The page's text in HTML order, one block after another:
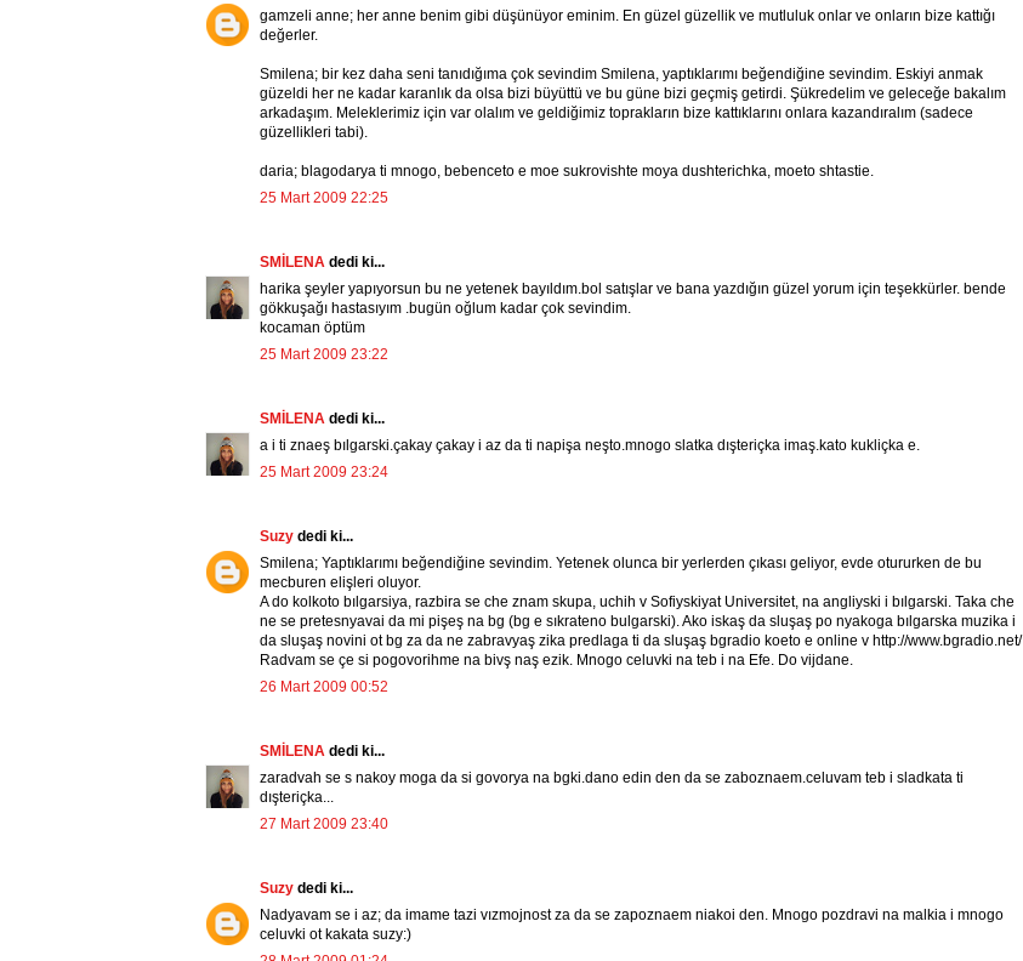
gamzeli anne; her anne benim gibi düşünüyor eminim. En güzel güzellik ve mutluluk onlar ve onların bize kattığı
değerler.
Smilena; bir kez daha seni tanıdığıma çok sevindim Smilena, yaptıklarımı beğendiğine sevindim. Eskiyi anmak
güzeldi her ne kadar karanlık da olsa bizi büyüttü ve bu güne bizi geçmiş getirdi. Şükredelim ve geleceğe bakalım
arkadaşım. Meleklerimiz için var olalım ve geldiğimiz toprakların bize kattıklarını onlara kazandıralım (sadece
güzellikleri tabi).
daria; blagodarya ti mnogo, bebenceto e moe sukrovishte moya dushterichka, moeto shtastie.
25 Mart 2009 22:25
SMİLENA dedi ki...
harika şeyler yapıyorsun bu ne yetenek bayıldım.bol satışlar ve bana yazdığın güzel yorum için teşekkürler. bende
gökkuşağı hastasıyım .bugün oğlum kadar çok sevindim.
kocaman öptüm
25 Mart 2009 23:22
SMİLENA dedi ki...
a i ti znaeş bılgarski.çakay çakay i az da ti napişa neşto.mnogo slatka dışteriçka imaş.kato kukliçka e.
25 Mart 2009 23:24
Suzy dedi ki...
Smilena; Yaptıklarımı beğendiğine sevindim. Yetenek olunca bir yerlerden çıkası geliyor, evde otururken de bu
mecburen elişleri oluyor.
A do kolkoto bılgarsiya, razbira se che znam skupa, uchih v Sofiyskiyat Universitet, na angliyski i bılgarski. Taka che
ne se pretesnyavai da mi pişeş na bg (bg e sıkrateno bulgarski). Ako iskaş da sluşaş po nyakoga bılgarska muzika i
da sluşaş novini ot bg za da ne zabravyaş zika predlaga ti da sluşaş bgradio koeto e online v http://www.bgradio.net/
Radvam se çe si pogovorihme na bivş naş ezik. Mnogo celuvki na teb i na Efe. Do vijdane.
26 Mart 2009 00:52
SMİLENA dedi ki...
zaradvah se s nakoy moga da si govorya na bgki.dano edin den da se zaboznaem.celuvam teb i sladkata ti
dışteriçka...
27 Mart 2009 23:40
Suzy dedi ki...
Nadyavam se i az; da imame tazi vızmojnost za da se zapoznaem niakoi den. Mnogo pozdravi na malkia i mnogo
celuvki ot kakata suzy:)